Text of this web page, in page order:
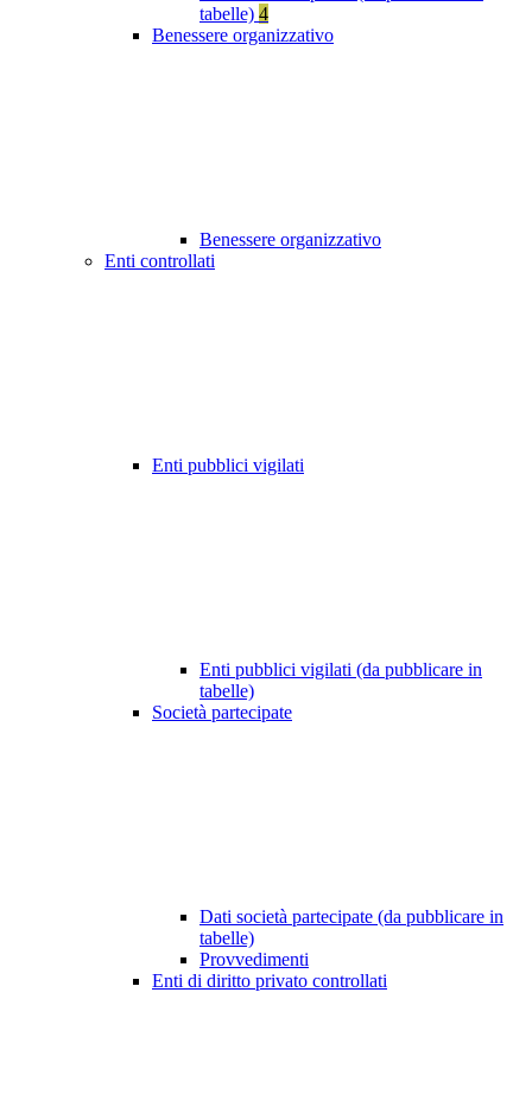
tabelle) 4
Benessere organizzativo
Benessere organizzativo
Enti controllati
Enti pubblici vigilati
Enti pubblici vigilati (da pubblicare in
tabelle)
Società partecipate
Dati società partecipate (da pubblicare in
tabelle)
Provvedimenti
Enti di diritto privato controllati